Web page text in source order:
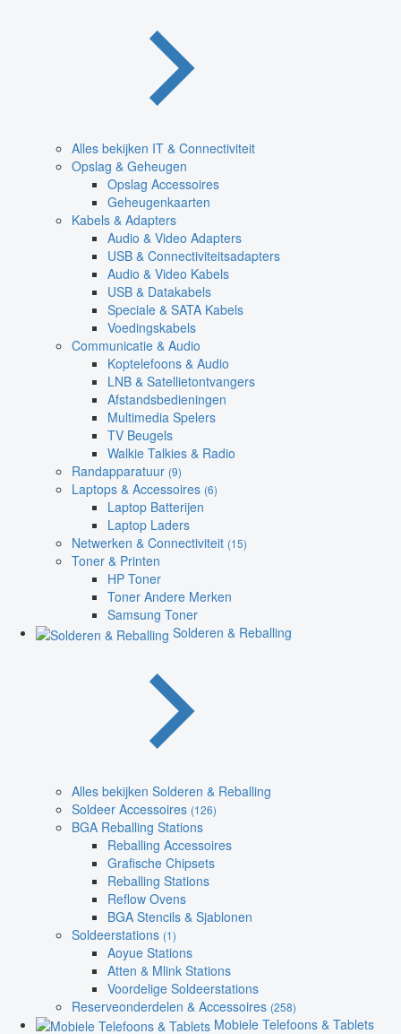
Alles bekijken IT & Connectiviteit
Opslag & Geheugen
Opslag Accessoires
Geheugenkaarten
Kabels & Adapters
Audio & Video Adapters
USB & Connectiviteitsadapters
Audio & Video Kabels
USB & Datakabels
Speciale & SATA Kabels
Voedingskabels
Communicatie & Audio
Koptelefoons & Audio
LNB & Satellietontvangers
Afstandsbedieningen
Multimedia Spelers
TV Beugels
Walkie Talkies & Radio
Randapparatuur (9)
Laptops & Accessoires (6)
Laptop Batterijen
Laptop Laders
Netwerken & Connectiviteit (15)
Toner & Printen
HP Toner
Toner Andere Merken
Samsung Toner
Solderen & Reballing
Alles bekijken Solderen & Reballing
Soldeer Accessoires (126)
BGA Reballing Stations
Reballing Accessoires
Grafische Chipsets
Reballing Stations
Reflow Ovens
BGA Stencils & Sjablonen
Soldeerstations (1)
Aoyue Stations
Atten & Mlink Stations
Voordelige Soldeerstations
Reserveonderdelen & Accessoires (258)
Mobiele Telefoons & Tablets